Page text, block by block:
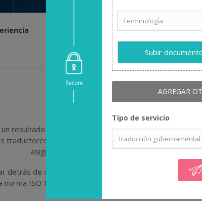
Conforme a la norma ISO 17100
Pedido seguro
Precisión y
Cada campo tiene
resultado de laboratorio y una campaña publicitaria
traductores, filólogos y lingüistas jurados en 7
asigna a un traductor con conocimiento
detrás de cada campo es el mismo: traducción
norma ISO 17100, y nuestra garantía del 100% de
Subir
AGREGAR
Tipo de servicio